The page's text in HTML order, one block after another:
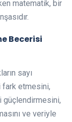
matematik, bir
Becerisi
sayı
fark etmesini,
güçlendirmesini,
ve veriyle